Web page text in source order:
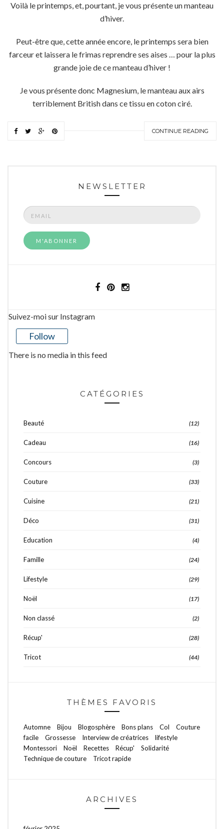
Voilà le printemps, et, pourtant, je vous présente un manteau
d’hiver.
Peut-être que, cette année encore, le printemps sera bien
farceur et laissera le frimas reprendre ses aises … pour la plus
grande joie de ce manteau d’hiver !
Je vous présente donc Magnesium, le manteau aux airs
terriblement British dans ce tissu en coton ciré.
CONTINUE READING
NEWSLETTER
Suivez-moi sur Instagram
Follow
There is no media in this feed
CATÉGORIES
Beauté (12)
Cadeau (16)
Concours (3)
Couture (33)
Cuisine (21)
Déco (31)
Education (4)
Famille (24)
Lifestyle (29)
Noël (17)
Non classé (2)
Récup' (28)
Tricot (44)
THÈMES FAVORIS
Automne Bijou Blogosphère Bons plans Col
Couture
facile
Grossesse Interview de créatrices
lifestyle
Montessori
Noël Recettes Récup'
Solidarité
Technique de couture
Tricot rapide
ARCHIVES